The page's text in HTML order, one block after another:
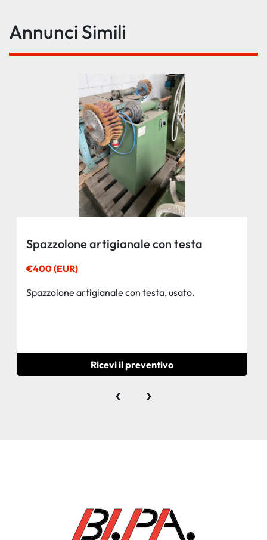
Annunci Simili
Spazzolone artigianale con testa
€400 (EUR)
Spazzolone artigianale con testa, usato.
Ricevi il preventivo
‹ ›